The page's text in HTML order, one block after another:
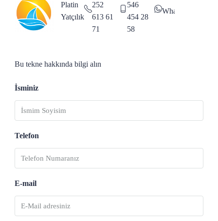
Platin
Yatçılık
252
613 61
71
546
454 28
58
WhatsApp
Bu tekne hakkında bilgi alın
İsminiz
Telefon
E-mail